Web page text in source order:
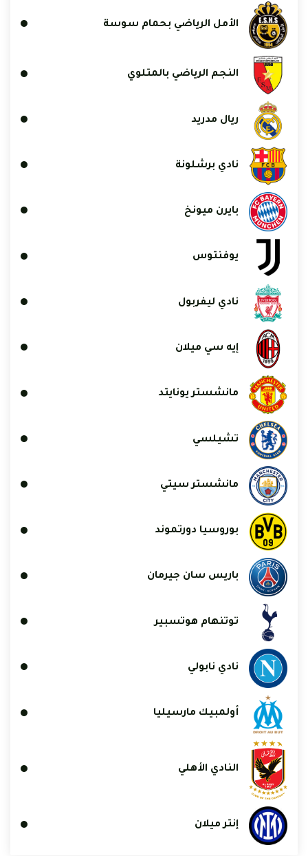
الأمل الرياضي بحمام سوسة
النجم الرياضي بالمتلوي
ريال مدريد
نادي برشلونة
بايرن ميونخ
يوفنتوس
نادي ليفربول
إيه سي ميلان
مانشستر يونايتد
تشيلسي
مانشستر سيتي
بوروسيا دورتموند
باريس سان جيرمان
توتنهام هوتسبير
نادي نابولي
أولمبيك مارسيليا
النادي الأهلي
إنتر ميلان